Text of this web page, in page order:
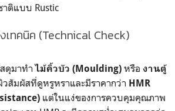
าติแบบ Rustic
เทคนิค (Technical Check)
ดุมาทำไม้คิ้วบัว (Moulding) หรือ งานตู้
สัมผัสที่ดูหรูหราและมีราคากว่า HMR
แต่ในแง่ของการควบคุมคุณภาพ